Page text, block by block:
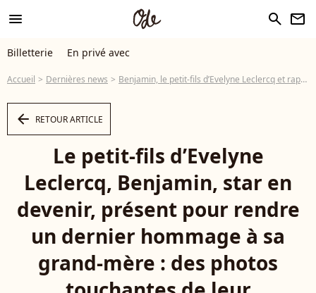
menu search newsletter
Billetterie En privé avec
Accueil Dernières news Benjamin, le petit-fils d’Evelyne Leclercq et rappeur, a eu un rôle important lors de la cérémonie
arrow_left RETOUR ARTICLE
Le petit-fils d’Evelyne
Leclercq, Benjamin, star en
devenir, présent pour rendre
un dernier hommage à sa
grand-mère : des photos